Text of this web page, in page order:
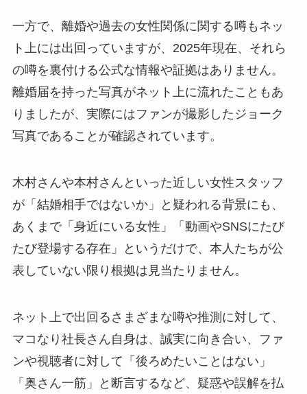
一方で、離婚や過去の女性関係に関する噂もネッ
ト上には出回っていますが、2025年現在、それら
の噂を裏付ける公式な情報や証拠はありません。
離婚届を持った写真がネット上に流れたこともあ
りましたが、実際にはファンが撮影したジョーク
写真であることが確認されています。
木村さんや本村さんといった近しい女性スタッフ
が「結婚相手ではないか」と疑われる背景にも、
あくまで「身近にいる女性」「動画やSNSにたび
たび登場する存在」というだけで、本人たちが公
表していない限り根拠は見当たりません。
ネット上で出回るさまざまな噂や推測に対して、
マコなり社長さん自身は、誠実に向き合い、ファ
ンや視聴者に対して「後ろめたいことはない」
「奥さん一筋」と断言するなど、疑惑や誤解を払